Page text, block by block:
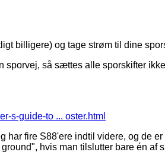
billigere) og tage strøm til dine
så sættes alle sporskifter
s-guide-to ... oster.html
fire S88'ere indtil videre, og de
hvis man tilslutter bare én af